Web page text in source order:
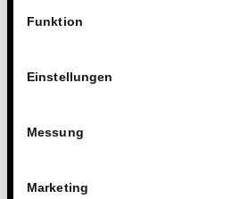
Technologien.
Funktion
Einstellungen
Messung
Marketing